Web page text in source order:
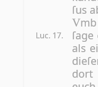
Luc. 17.
ſus
V
als
dort